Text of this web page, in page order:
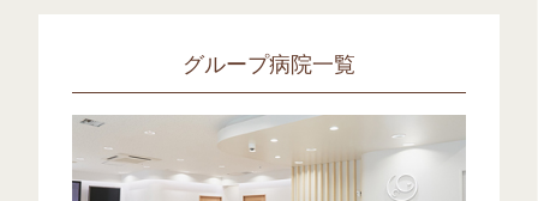
グループ病院一覧